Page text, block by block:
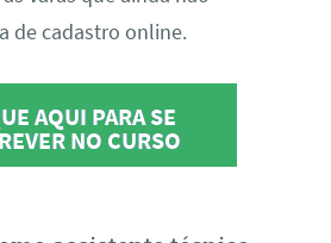
de cadastro online.
AQUI PARA SE
NO CURSO